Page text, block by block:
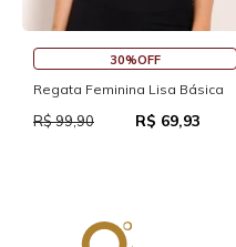
30%OFF
Regata Feminina Lisa Básica
R$ 99,90 R$ 69,93